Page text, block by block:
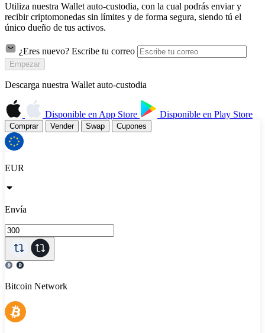
Utiliza nuestra Wallet auto-custodia, con la cual podrás enviar y
recibir criptomonedas sin límites y de forma segura, siendo tú el
único dueño de tus activos.
¿Eres nuevo? Escribe tu correo
Empezar
Descarga nuestra Wallet auto-custodia
Disponible en App Store Disponible en Play Store
Comprar Vender Swap Cupones
EUR
Envía
Bitcoin Network